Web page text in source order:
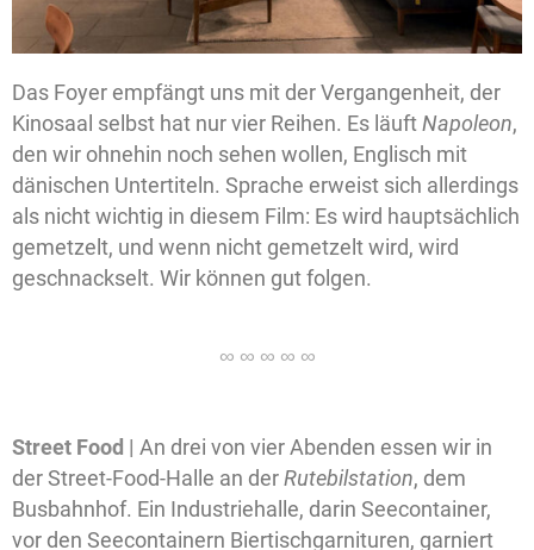
Das Foyer empfängt uns mit der Vergangenheit, der
Kinosaal selbst hat nur vier Reihen. Es läuftNapoleon,
den wir ohnehin noch sehen wollen, Englisch mit
dänischen Untertiteln. Sprache erweist sich allerdings
als nicht wichtig in diesem Film: Es wird hauptsächlich
gemetzelt, und wenn nicht gemetzelt wird, wird
geschnackselt. Wir können gut folgen.
Street Food | An drei von vier Abenden essen wir in
der Street-Food-Halle an derRutebilstation, dem
Busbahnhof. Ein Industriehalle, darin Seecontainer,
vor den Seecontainern Biertischgarnituren, garniert